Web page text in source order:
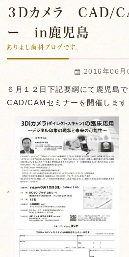
３Dカメラ CAD/
ー in鹿児島
ありよし歯科ブログです。
2016年06月
６月１２日下記要綱にて鹿児島
CAD/CAMセミナーを開催します
。